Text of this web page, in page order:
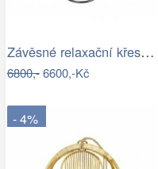
Závěsné relaxační křeslo CANDY
6800,-6600,-Kč
- 4%